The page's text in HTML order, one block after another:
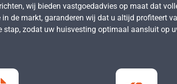
wij bieden vastgoedadvies op maat dat
de markt, garanderen wij dat u altijd profiteert
zodat uw huisvesting optimaal aansluit op